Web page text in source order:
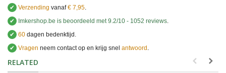
✔ Verzending vanaf€ 7,95
✔
Imkershop.be is beoordeeld met 9.2/10 - 1052 reviews
✔ 60 dagen bedenktijd.
✔ Vragen neem contact op en krijg snel antwoord
RELATED